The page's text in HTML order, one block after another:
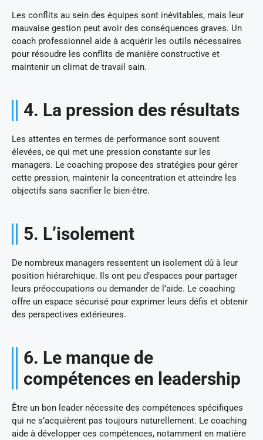
Les conflits au sein des équipes sont inévitables, mais leur
mauvaise gestion peut avoir des conséquences graves. Un
coach professionnel aide à acquérir les outils nécessaires
pour résoudre les conflits de manière constructive et
maintenir un climat de travail sain.
4. La pression des résultats
Les attentes en termes de performance sont souvent
élevées, ce qui met une pression constante sur les
managers. Le coaching propose des stratégies pour gérer
cette pression, maintenir la concentration et atteindre les
objectifs sans sacrifier le bien-être.
5. L’isolement
De nombreux managers ressentent un isolement dû à leur
position hiérarchique. Ils ont peu d’espaces pour partager
leurs préoccupations ou demander de l’aide. Le coaching
offre un espace sécurisé pour exprimer leurs défis et obtenir
des perspectives extérieures.
6. Le manque de
compétences en leadership
Être un bon leader nécessite des compétences spécifiques
qui ne s’acquièrent pas toujours naturellement. Le coaching
aide à développer ces compétences, notamment en matière